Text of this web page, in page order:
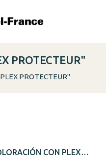
PROTECTEUR"
PROTECTEUR"
CON PLEX